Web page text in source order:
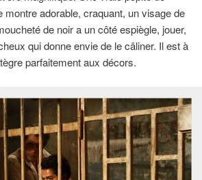
adorable, craquant, un visage de
de noir a un côté espiègle, jouer,
qui donne envie de le câliner. Il est à
parfaitement aux décors.